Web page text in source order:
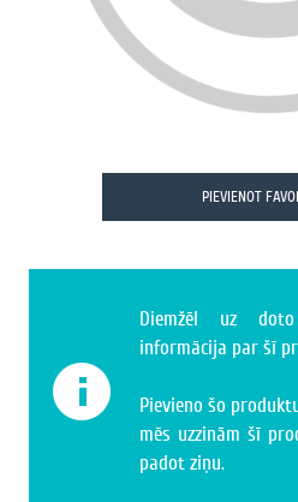
PIEVIENOT
Diemžēl uz
informācija par šī
Pievieno šo
mēs uzzinām šī
padot ziņu.